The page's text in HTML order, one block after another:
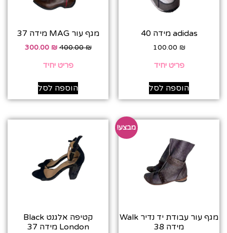
adidas מידה 40
100.00 ₪
פריט יחיד
הוספה לסל
מגף עור MAG מידה 37
400.00₪
300.00 ₪
פריט יחיד
הוספה לסל
מבצע!
מגף עור עבודת יד נדיר Walk
מידה 38
קטיפה אלגנט Black
London מידה 37